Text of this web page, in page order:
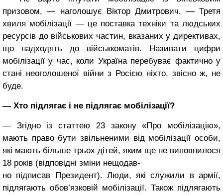
призовом, — наголошує Віктор Дмитрович. — Третя
хвиля мобілізації — це поставка техніки та людських
ресурсів до військових частин, вказаних у директивах,
що надходять до військкоматів. Називати цифри
мобілізації у час, коли Україна перебуває фактично у
стані неоголошеної війни з Росією ніхто, звісно ж, не
буде.
— Хто підлягає і не підлягає мобілізації?
— Згідно із статтею 23 закону «Про мобілізацію»,
мають право бути звільненими від мобілізації особи,
які мають більше трьох дітей, яким ще не виповнилося
18 років (відповідні зміни нещодав-
но підписав Президент). Люди, які служили в армії,
підлягають обов’язковій мобілізації. Також підлягають